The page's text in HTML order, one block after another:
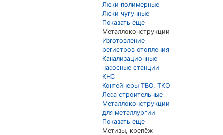
Люки полимерные
Люки чугунные
Показать еще
Металлоконструкции
Изготовление
регистров отопления
Канализационные
насосные станции
КНС
Контейнеры ТБО, ТКО
Леса строительные
Металлоконструкции
для металлургии
Показать еще
Метизы, крепёж